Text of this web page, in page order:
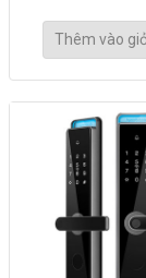
Thêm vào